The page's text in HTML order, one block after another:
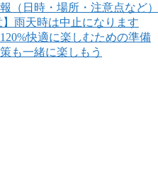
（日時・場所・注意点など）
】雨天時は中止になります
快適に楽しむための準備
も一緒に楽しもう